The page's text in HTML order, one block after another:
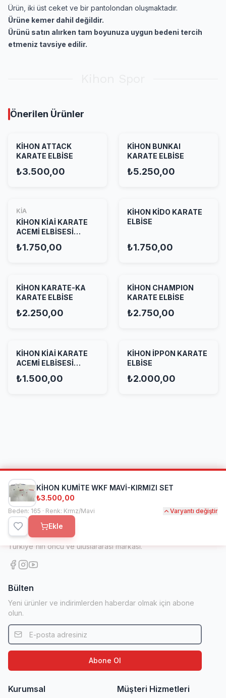
Ürün, iki üst ceket ve bir pantolondan oluşmaktadır.
Ürüne kemer dahil değildir.
Ürünü satın alırken tam boyunuza uygun bedeni tercih
etmeniz tavsiye edilir.
Önerilen Ürünler
KİHON ATTACK
KARATE ELBİSE
₺3.500,00
KİHON BUNKAI
KARATE ELBİSE
₺5.250,00
KİA
KİHON KİAİ KARATE
ACEMİ ELBİSESİ
₺1.750,00
KİHON KİDO KARATE
ELBİSE
₺1.750,00
KİHON KARATE-KA
KARATE ELBİSE
₺2.250,00
KİHON CHAMPION
KARATE ELBİSE
₺2.750,00
KİHON KİAİ KARATE
ACEMİ ELBİSESİ
₺1.500,00
KİHON İPPON KARATE
ELBİSE
₺2.000,00
KİHON KUMİTE WKF MAVİ-KIRMIZI SET
₺3.500,00
Beden: 165 · Renk: Krmz/Mavi Varyantı değiştir
Ekle
Kihon Spor
1998'den beri dövüş sanatları ve spor ekipmanlarında
Türkiye'nin öncü ve uluslararası markası.
Bülten
Yeni ürünler ve indirimlerden haberdar olmak için abone
olun.
Abone Ol
Kurumsal Müşteri Hizmetleri